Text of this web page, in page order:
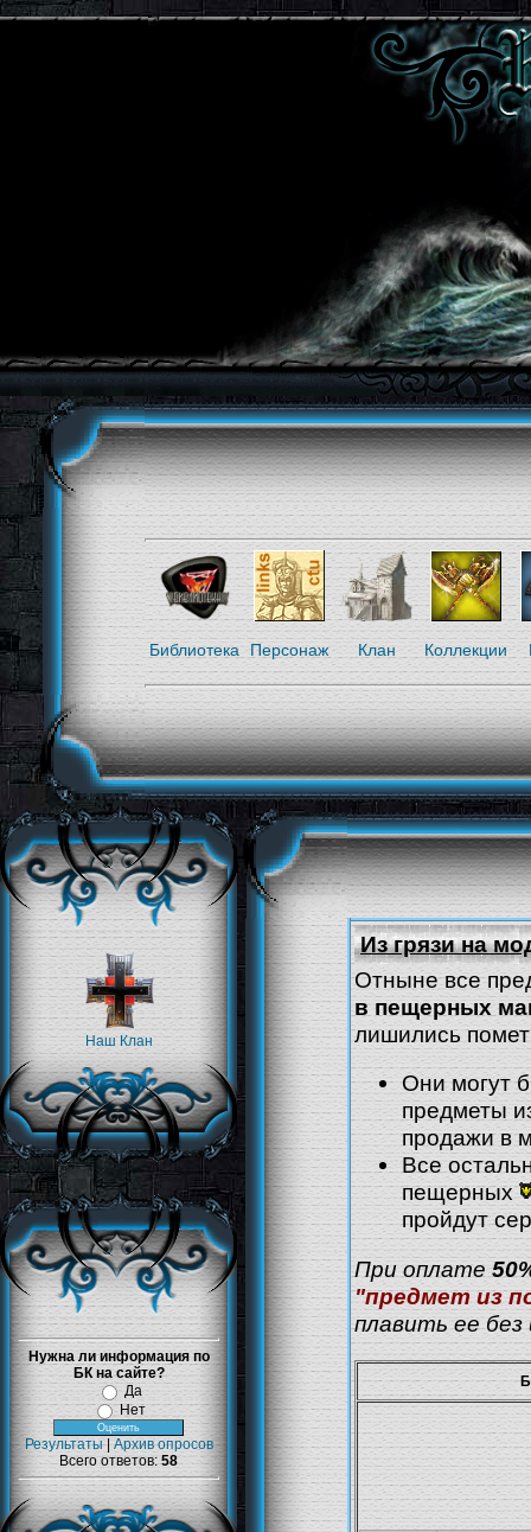
Библиотека Персонаж Клан Коллекции
Наш Клан
Нужна ли информация по
БК на сайте?
Да
Нет
Результаты| Архив опросов
Всего ответов: 58
Из грязи на
Отныне все
в пещерных
лишились
Они могут
предметы
продажи в
Все
пещерных
пройдут
При оплате
"предмет из
плавить ее